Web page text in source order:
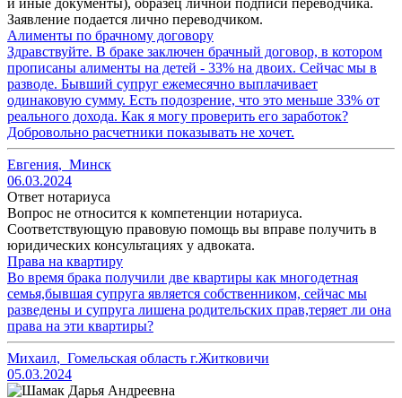
и иные документы), образец личной подписи переводчика.
Заявление подается лично переводчиком.
Алименты по брачному договору
Здравствуйте. В браке заключен брачный договор, в котором
прописаны алименты на детей - 33% на двоих. Сейчас мы в
разводе. Бывший супруг ежемесячно выплачивает
одинаковую сумму. Есть подозрение, что это меньше 33% от
реального дохода. Как я могу проверить его заработок?
Добровольно расчетники показывать не хочет.
Евгения, Минск
06.03.2024
Ответ нотариуса
Вопрос не относится к компетенции нотариуса.
Соответствующую правовую помощь вы вправе получить в
юридических консультациях у адвоката.
Права на квартиру
Во время брака получили две квартиры как многодетная
семья,бывшая супруга является собственником, сейчас мы
разведены и супруга лишена родительских прав,теряет ли она
права на эти квартиры?
Михаил, Гомельская область г.Житковичи
05.03.2024